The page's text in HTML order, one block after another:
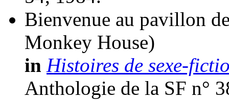
Bienvenue au pavillon
Monkey House)
in Histoires de sexe-
Anthologie de la SF n°